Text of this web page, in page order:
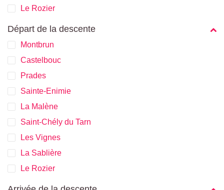
Le Rozier
Départ de la descente
Montbrun
Castelbouc
Prades
Sainte-Enimie
La Malène
Saint-Chély du Tarn
Les Vignes
La Sablière
Le Rozier